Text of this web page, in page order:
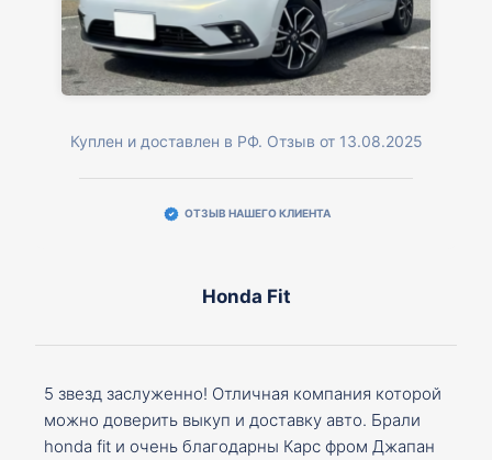
Куплен и доставлен в РФ. Отзыв от 13.08.2025
ОТЗЫВ НАШЕГО КЛИЕНТА
Honda Fit
5 звезд заслуженно! Отличная компания которой
можно доверить выкуп и доставку авто. Брали
honda fit и очень благодарны Карс фром Джапан